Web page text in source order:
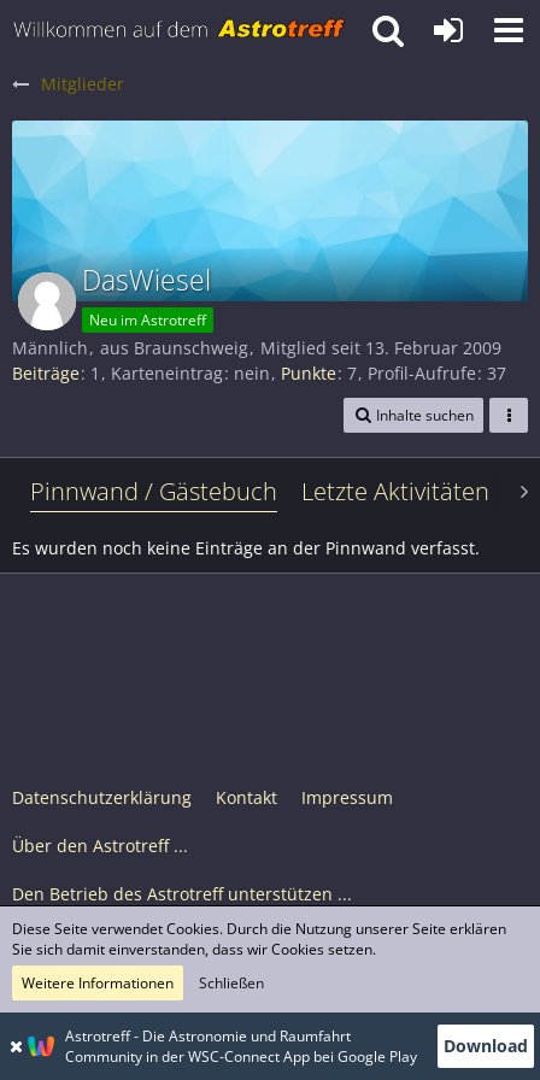
Mitglieder
DasWiesel
Neu im Astrotreff
Männlich aus Braunschweig Mitglied seit 13. Februar 2009
Beiträge 1 Karteneintrag nein Punkte 7 Profil-Aufrufe 37
Inhalte suchen
Pinnwand / Gästebuch Letzte Aktivitäten
Es wurden noch keine Einträge an der Pinnwand verfasst.
Datenschutzerklärung Kontakt Impressum
Über den Astrotreff ...
Den Betrieb des Astrotreff unterstützen ...
Nutzungsbedingungen
© Astrotreff 2001-2026, lizenziert unter CC BY-SA,
sofern für einzelne Inhalte nicht anders angegeben
Astrotreff - Die Astronomie und Raumfahrt
Community in der WSC-Connect App bei Google Play
Download
Diese Seite verwendet Cookies. Durch die Nutzung unserer Seite erklären
Sie sich damit einverstanden, dass wir Cookies setzen.
Weitere Informationen
Schließen